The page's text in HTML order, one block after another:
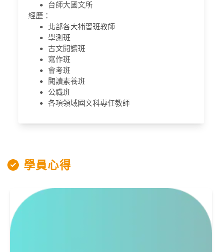
學員心得
台師大國文所
經歷：
北部各大補習班教師
學測班
古文閱讀班
寫作班
會考班
閱讀素養班
公職班
各項領域國文科專任教師